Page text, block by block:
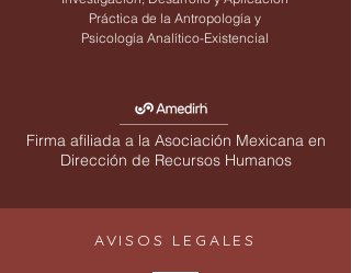
Práctica de la Antropología y
Psicología Analítico-Existencial
Firma afiliada a la Asociación Mexicana en
Dirección de Recursos Humanos
AVISOS LEGALES